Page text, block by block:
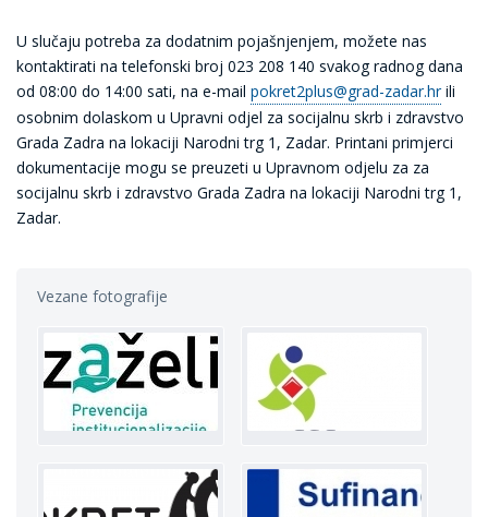
U slučaju potreba za dodatnim pojašnjenjem, možete nas
kontaktirati na telefonski broj 023 208 140 svakog radnog dana
od 08:00 do 14:00 sati, na e-mail pokret2plus@grad-zadar.hrili
osobnim dolaskom u Upravni odjel za socijalnu skrb i zdravstvo
Grada Zadra na lokaciji Narodni trg 1, Zadar. Printani primjerci
dokumentacije mogu se preuzeti u Upravnom odjelu za za
socijalnu skrb i zdravstvo Grada Zadra na lokaciji Narodni trg 1,
Zadar.
Vezane fotografije